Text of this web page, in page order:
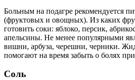
Больным на подагре рекомендуется
(фруктовых и овощных). Из каких
готовить соки: яблоко, персик,
апельсины. Не менее популярными
вишни, арбуза, черешни, черники.
помогают на время забыть о болях
Соль